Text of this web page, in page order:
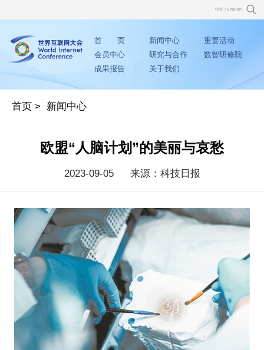
中文 / English
首 页 新闻中心
重要活动
会员中心
研究与合作
数智研修院
成果报告
关于我们
首页 > 新闻中心
欧盟“人脑计划”的美丽与哀愁
2023-09-05 来源：科技日报